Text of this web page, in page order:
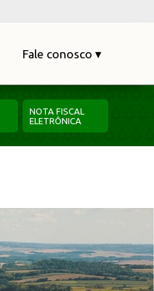
Fale conosco ▾
NOTA FISCAL
ELETRÔNICA